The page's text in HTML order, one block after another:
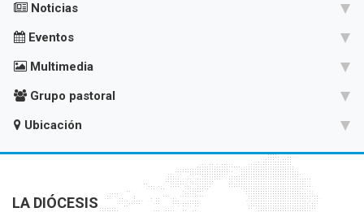
Noticias
Eventos
Multimedia
Grupo pastoral
Ubicación
LA DIÓCESIS